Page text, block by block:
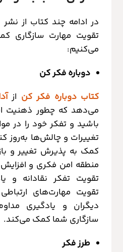
در ادامه چند کتاب از
تقویت مهارت سازگاری
می‌کنیم:
دوباره فکر کن
کتاب دوباره فکر کن از
می‌دهد که چطور ذهنیت
باشید و تفکر خود را در
تغییرات و چالش‌ها به‌روز
کمک به پذیرش تغییر و
منطقه امن فکری و
تقویت تفکر نقادانه و
تقویت مهارت‌های
دیگران و یادگیری
سازگاری شما کمک می‌کند.
طرز فکر